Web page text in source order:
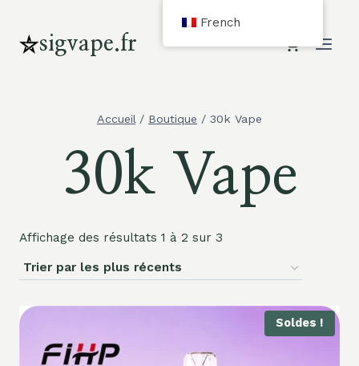
contenusigvape.fr
Accueil / Boutique / 30k Vape
30k Vape
Affichage des résultats 1 à 2 sur 3
Soldes !
French